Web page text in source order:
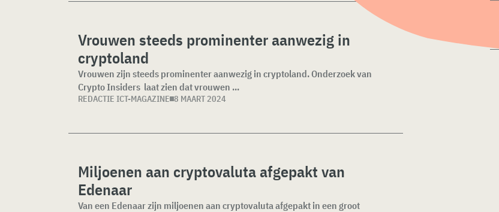
Vrouwen steeds prominenter aanwezig in
cryptoland
Vrouwen zijn steeds prominenter aanwezig in cryptoland. Onderzoek van
Crypto Insiders laat zien dat vrouwen ...
REDACTIE ICT-MAGAZINE 8 MAART 2024
Miljoenen aan cryptovaluta afgepakt van
Edenaar
Van een Edenaar zijn miljoenen aan cryptovaluta afgepakt in een groot